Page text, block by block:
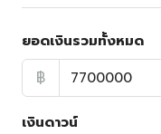
ยอดเงินรวมทั้งหมด
฿
เงินดาวน์